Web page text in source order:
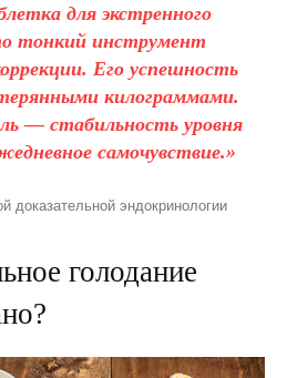
для экстренного
тонкий инструмент
Его успешность
килограммами.
— стабильность уровня
самочувствие.»
доказательной эндокринологии
голодание